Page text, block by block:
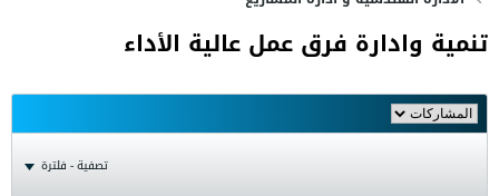
تنمية وادارة فرق عمل عالية الأداء
تصفية - فلترة